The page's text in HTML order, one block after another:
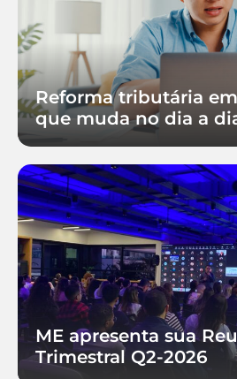
Reforma tributária
que muda no dia a
ME apresenta sua
Trimestral Q2-2026